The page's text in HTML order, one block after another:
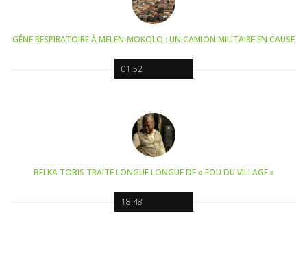
01:52
GÊNE RESPIRATOIRE À MELEN-MOKOLO : UN CAMION MILITAIRE EN CAUSE
18:48
BELKA TOBIS TRAITE LONGUE LONGUE DE « FOU DU VILLAGE »